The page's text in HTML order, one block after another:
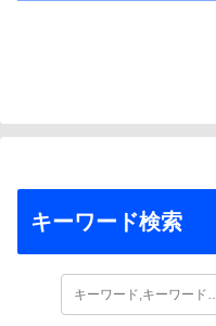
キーワード検索